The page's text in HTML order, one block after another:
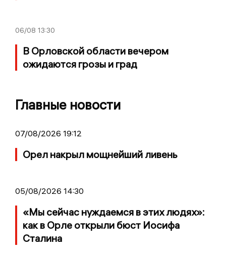
06/08 13:30
В Орловской области вечером
ожидаются грозы и град
Главные новости
07/08/2026 19:12
Орел накрыл мощнейший ливень
05/08/2026 14:30
«Мы сейчас нуждаемся в этих людях»:
как в Орле открыли бюст Иосифа
Сталина